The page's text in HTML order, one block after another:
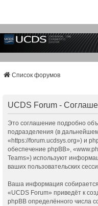
Список форумов
UCDS Forum -
Это соглашение подробно
подразделения (в
«https://forum.ucdsys.org») и
обеспечение phpBB»,
Teams») используют
ваших пользовательских
Ваша информация
«UCDS Forum» приведёт к
phpBB определённого числа